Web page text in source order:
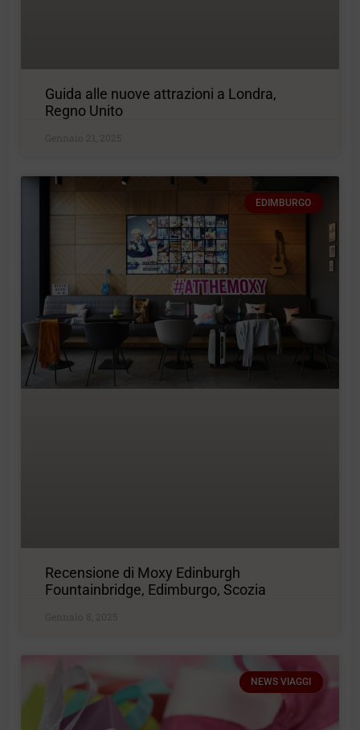
Guida alle nuove attrazioni a Londra,
Regno Unito
Gennaio 21, 2025
EDIMBURGO
Recensione di Moxy Edinburgh
Fountainbridge, Edimburgo, Scozia
Gennaio 8, 2025
NEWS VIAGGI